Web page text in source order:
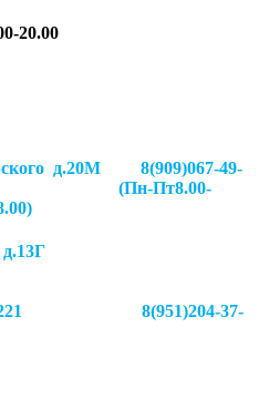
20.00
д.20М 8(909)067-49-
д.13Г
8(951)204-37-